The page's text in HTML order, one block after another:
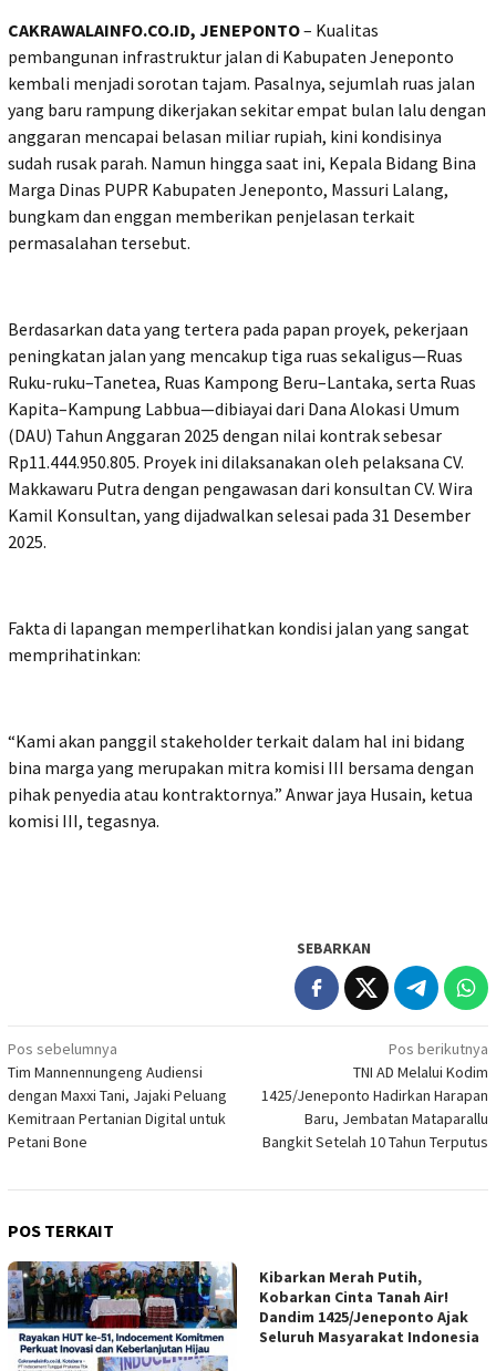
CAKRAWALAINFO.CO.ID, JENEPONTO– Kualitas
pembangunan infrastruktur jalan di Kabupaten Jeneponto
kembali menjadi sorotan tajam. Pasalnya, sejumlah ruas jalan
yang baru rampung dikerjakan sekitar empat bulan lalu dengan
anggaran mencapai belasan miliar rupiah, kini kondisinya
sudah rusak parah. Namun hingga saat ini, Kepala Bidang Bina
Marga Dinas PUPR Kabupaten Jeneponto, Massuri Lalang,
bungkam dan enggan memberikan penjelasan terkait
permasalahan tersebut.
Berdasarkan data yang tertera pada papan proyek, pekerjaan
peningkatan jalan yang mencakup tiga ruas sekaligus—Ruas
Ruku-ruku–Tanetea, Ruas Kampong Beru–Lantaka, serta Ruas
Kapita–Kampung Labbua—dibiayai dari Dana Alokasi Umum
(DAU) Tahun Anggaran 2025 dengan nilai kontrak sebesar
Rp11.444.950.805. Proyek ini dilaksanakan oleh pelaksana CV.
Makkawaru Putra dengan pengawasan dari konsultan CV. Wira
Kamil Konsultan, yang dijadwalkan selesai pada 31 Desember
2025.
Fakta di lapangan memperlihatkan kondisi jalan yang sangat
memprihatinkan:
“Kami akan panggil stakeholder terkait dalam hal ini bidang
bina marga yang merupakan mitra komisi III bersama dengan
pihak penyedia atau kontraktornya.” Anwar jaya Husain, ketua
komisi III, tegasnya.
SEBARKAN
Navigasi
pos
Pos sebelumnya
Tim Mannennungeng Audiensi
dengan Maxxi Tani, Jajaki Peluang
Kemitraan Pertanian Digital untuk
Petani Bone
Pos berikutnya
TNI AD Melalui Kodim
1425/Jeneponto Hadirkan Harapan
Baru, Jembatan Mataparallu
Bangkit Setelah 10 Tahun Terputus
POS TERKAIT
Kibarkan Merah Putih,
Kobarkan Cinta Tanah Air!
Dandim 1425/Jeneponto Ajak
Seluruh Masyarakat Indonesia